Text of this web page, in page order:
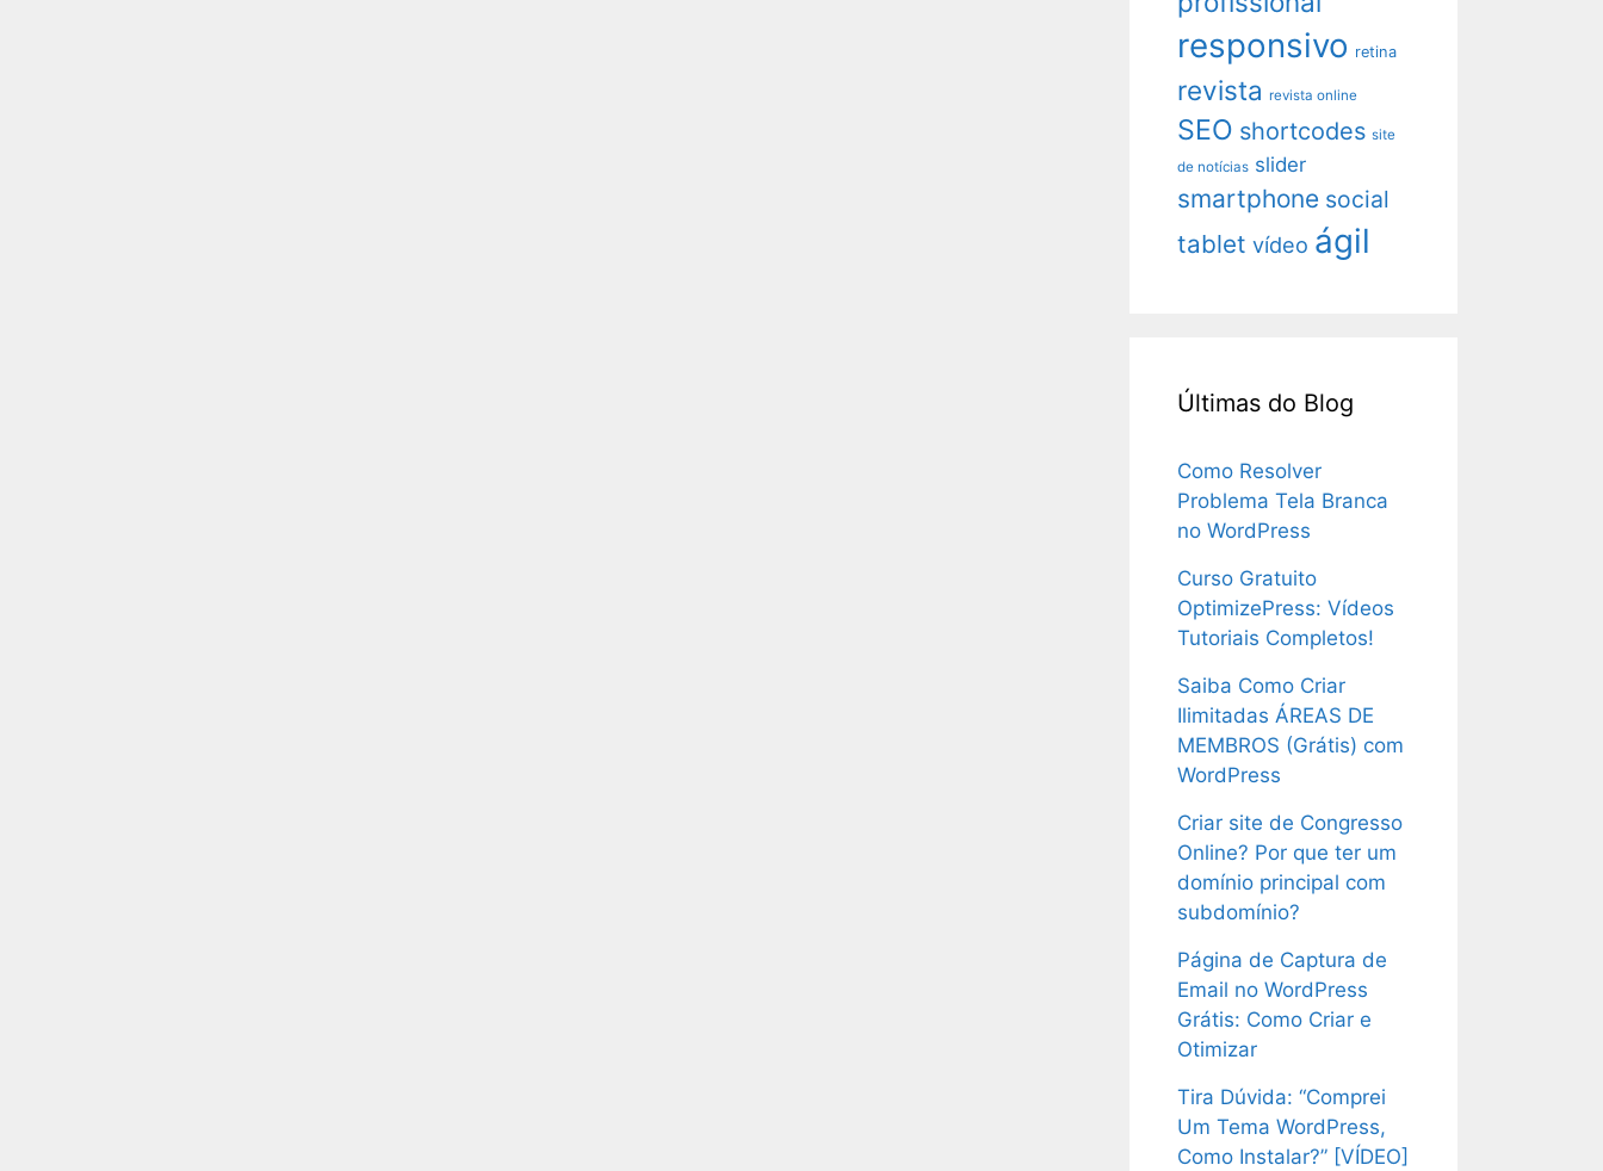
responsivo retina
revista revista online
SEO shortcodes site
de notícias slider
smartphone social
tablet vídeo ágil
Últimas do Blog
Como Resolver
Problema Tela Branca
no WordPress
Curso Gratuito
OptimizePress: Vídeos
Tutoriais Completos!
Saiba Como Criar
Ilimitadas ÁREAS DE
MEMBROS (Grátis) com
WordPress
Criar site de Congresso
Online? Por que ter um
domínio principal com
subdomínio?
Página de Captura de
Email no WordPress
Grátis: Como Criar e
Otimizar
Tira Dúvida: “Comprei
Um Tema WordPress,
Como Instalar?” [VÍDEO]